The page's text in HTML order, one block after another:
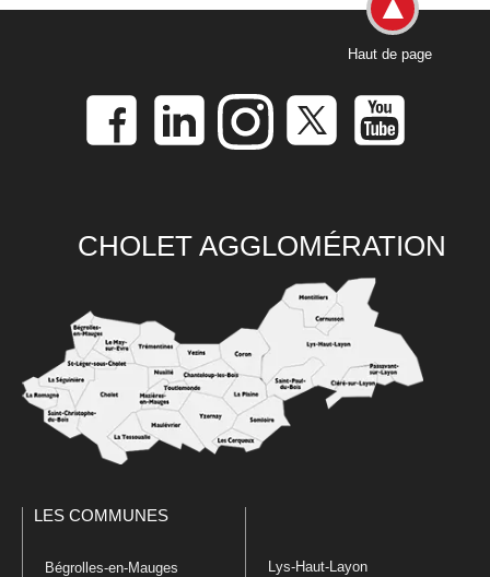
Haut de page
CHOLET AGGLOMÉRATION
LES COMMUNES
Bégrolles-en-Mauges Lys-Haut-Layon